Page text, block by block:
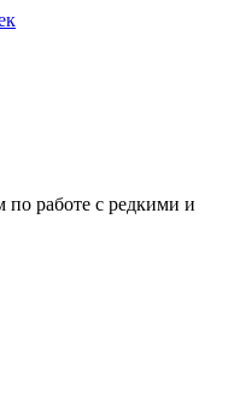
работе с редкими и